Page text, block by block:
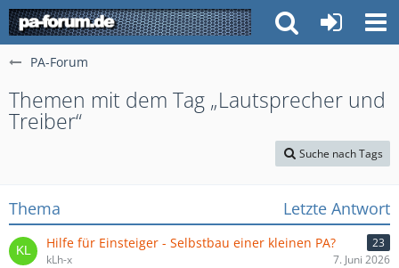
PA-Forum
Themen mit dem Tag „Lautsprecher und
Treiber“
Suche nach Tags
Thema Letzte Antwort
Hilfe für Einsteiger - Selbstbau einer kleinen PA?
23
kLh-x
7. Juni 2026